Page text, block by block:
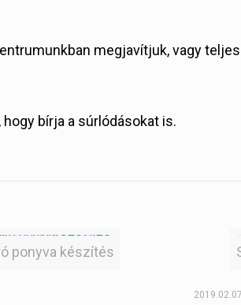
megjavítjuk, vagy
bírja a súrlódásokat is.
ponyva készítés
2019.02.07